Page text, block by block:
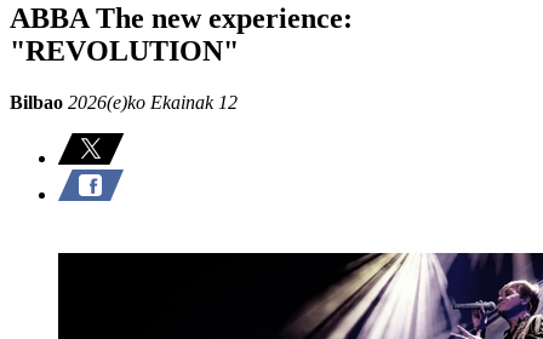
ABBA The new experience:
"REVOLUTION"
Bilbao 2026(e)ko Ekainak 12